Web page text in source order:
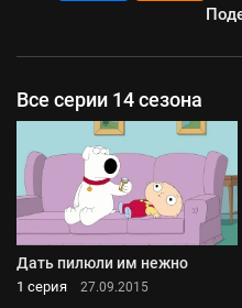
Все серии 14 сезона
Дать пилюли им нежно
1 серия 27.09.2015